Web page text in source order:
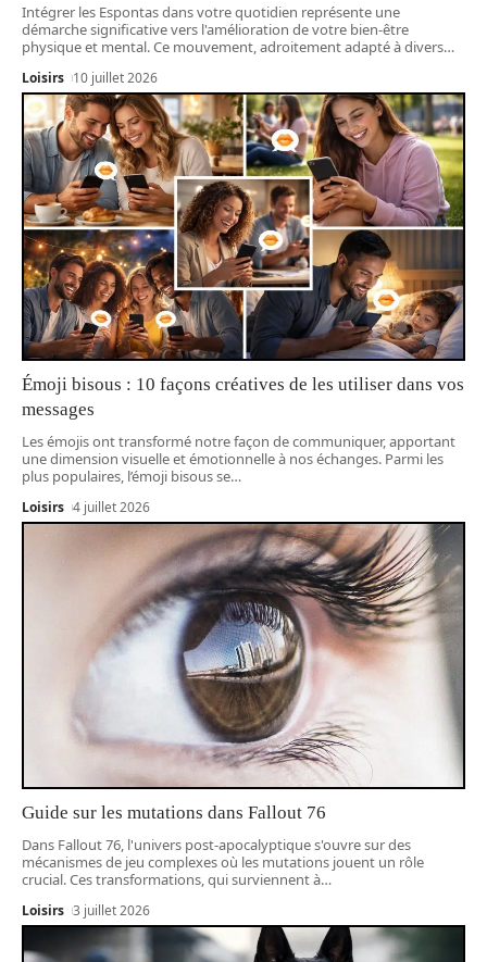
Intégrer les Espontas dans votre quotidien représente une
démarche significative vers l'amélioration de votre bien-être
physique et mental. Ce mouvement, adroitement adapté à divers…
Loisirs 10 juillet 2026
Émoji bisous : 10 façons créatives de les utiliser dans vos
messages
Les émojis ont transformé notre façon de communiquer, apportant
une dimension visuelle et émotionnelle à nos échanges. Parmi les
plus populaires, l’émoji bisous se…
Loisirs 4 juillet 2026
Guide sur les mutations dans Fallout 76
Dans Fallout 76, l'univers post-apocalyptique s'ouvre sur des
mécanismes de jeu complexes où les mutations jouent un rôle
crucial. Ces transformations, qui surviennent à…
Loisirs 3 juillet 2026